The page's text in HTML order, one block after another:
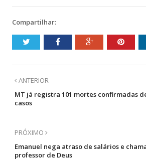
Compartilhar:
ANTERIOR
MT já registra 101 mortes confirmadas
casos
PRÓXIMO
Emanuel nega atraso de salários e
professor de Deus